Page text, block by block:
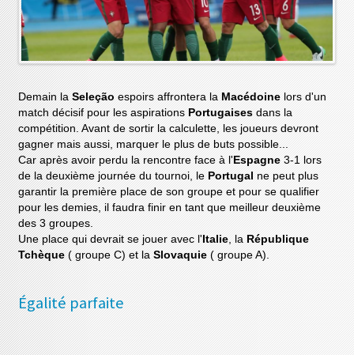
Demain laSeleçãoespoirs affrontera la Macédoinelors d'un
match décisif pour les aspirationsPortugaisesdans la
compétition. Avant de sortir la calculette, les joueurs devront
gagner mais aussi, marquer le plus de buts possible...
Car après avoir perdu la rencontre face à l'Espagne 3-1 lors
de la deuxième journée du tournoi, lePortugalne peut plus
garantir la première place de son groupe et pour se qualifier
pour les demies, il faudra finir en tant que meilleur deuxième
des 3 groupes.
Une place qui devrait se jouer avec l'Italie , laRépublique
Tchèque ( groupe C) et laSlovaquie( groupe A).
Égalité parfaite